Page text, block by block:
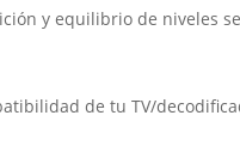
y equilibrio de niveles
de tu TV/